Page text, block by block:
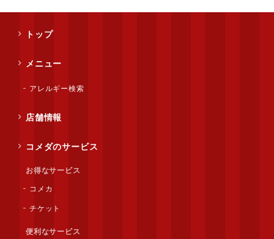
トップ
メニュー
アレルギー検索
店舗情報
コメダのサービス
お得なサービス
コメカ
チケット
便利なサービス